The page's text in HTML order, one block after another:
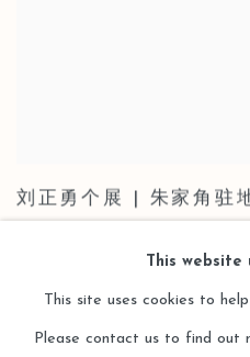
刘正勇个展 | 朱家角驻
This website
This site uses cookies to
Please contact us to find out